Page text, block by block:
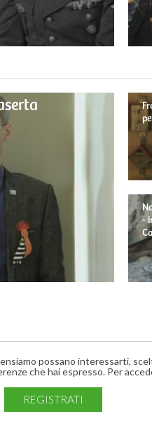
-
possano interessarti,
che hai espresso. Per
REGISTRATI